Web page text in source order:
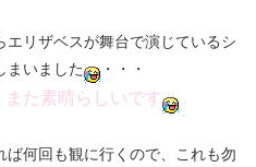
リザベスが舞台で演じているシ
まいました
・・・
た素晴らしいです
何回も観に行くので、これも勿